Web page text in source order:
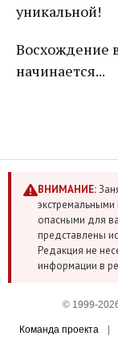
уникальной!
Восхождение
начинается...
ВНИМАНИЕ:
опасными для
представлены
Редакция не
информации в
© 1999-
Команда проекта |